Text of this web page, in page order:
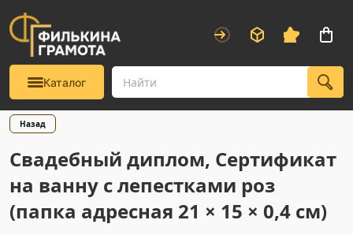
Каталог
Назад
Свадебный диплом, Сертификат
на ванну с лепестками роз
(папка адресная 21 × 15 × 0,4 см)